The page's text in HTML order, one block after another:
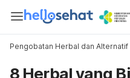
Pengobatan Herbal dan Alternatif
8 Herbal yang